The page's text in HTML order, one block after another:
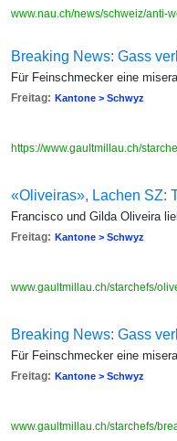
www.nau.ch/news/schweiz/anti-
Breaking News: Gass
Für Feinschmecker eine
Freitag: Kantone > Schwyz
https://www.gaultmillau.ch/
«Oliveiras», Lachen SZ:
Francisco und Gilda Oliveira
Freitag: Kantone > Schwyz
www.gaultmillau.ch/starchefs/
Breaking News: Gass
Für Feinschmecker eine
Freitag: Kantone > Schwyz
www.gaultmillau.ch/starchefs/